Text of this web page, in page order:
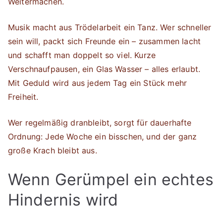
Musik macht aus Trödelarbeit ein Tanz. Wer schneller
sein will, packt sich Freunde ein – zusammen lacht
und schafft man doppelt so viel. Kurze
Verschnaufpausen, ein Glas Wasser – alles erlaubt.
Mit Geduld wird aus jedem Tag ein Stück mehr
Freiheit.
Wer regelmäßig dranbleibt, sorgt für dauerhafte
Ordnung: Jede Woche ein bisschen, und der ganz
große Krach bleibt aus.
Wenn Gerümpel ein echtes
Hindernis wird